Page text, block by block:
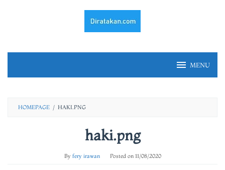
MENU
HOMEPAGE / HAKI.PNG
haki.png
By fery irawan Posted on 11/08/2020